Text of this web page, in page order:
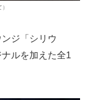
ジ「シリウ
ルを加えた全1